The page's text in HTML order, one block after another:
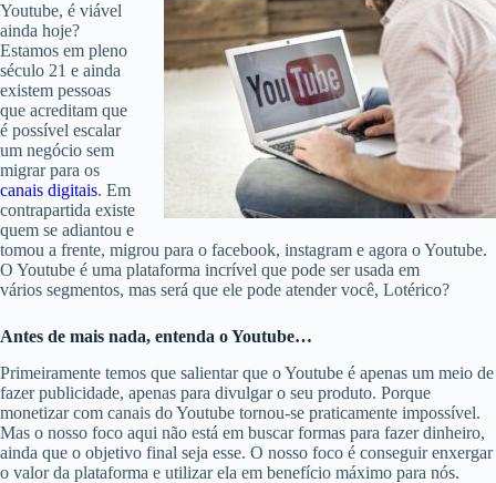
Youtube, é viável
ainda hoje?
Estamos em pleno
século 21 e ainda
existem pessoas
que acreditam que
é possível escalar
um negócio sem
migrar para os
canais digitais. Em
contrapartida existe
quem se adiantou e
tomou a frente, migrou para o facebook, instagram e agora o Youtube.
O Youtube é uma plataforma incrível que pode ser usada em
vários segmentos, mas será que ele pode atender você, Lotérico?
Antes de mais nada, entenda o Youtube…
Primeiramente temos que salientar que o Youtube é apenas um meio de
fazer publicidade, apenas para divulgar o seu produto. Porque
monetizar com canais do Youtube tornou-se praticamente impossível.
Mas o nosso foco aqui não está em buscar formas para fazer dinheiro,
ainda que o objetivo final seja esse. O nosso foco é conseguir enxergar
o valor da plataforma e utilizar ela em benefício máximo para nós.